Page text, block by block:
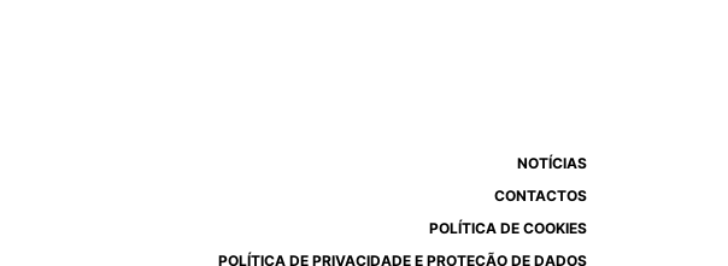
NOTÍCIAS
CONTACTOS
POLÍTICA DE COOKIES
POLÍTICA DE PRIVACIDADE E PROTEÇÃO DE DADOS